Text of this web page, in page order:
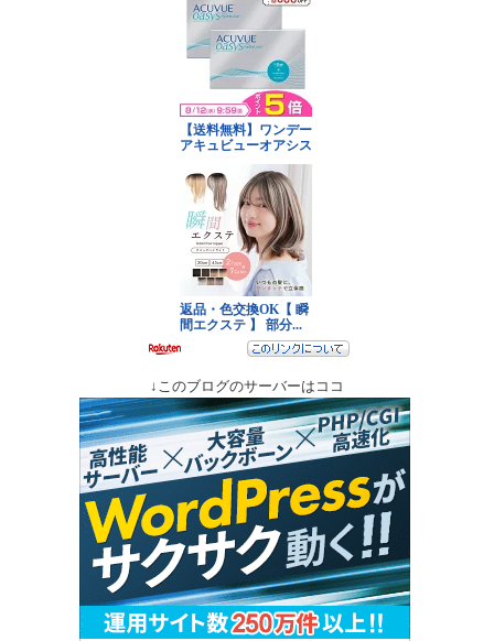
↓このブログのサーバーはココ